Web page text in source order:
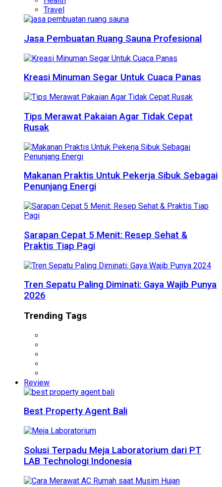
Travel
Jasa Pembuatan Ruang Sauna Profesional
Kreasi Minuman Segar Untuk Cuaca Panas
Tips Merawat Pakaian Agar Tidak Cepat
Rusak
Makanan Praktis Untuk Pekerja Sibuk Sebagai
Penunjang Energi
Sarapan Cepat 5 Menit: Resep Sehat &
Praktis Tiap Pagi
Tren Sepatu Paling Diminati: Gaya Wajib Punya
2026
Trending Tags
Review
Best Property Agent Bali
Solusi Terpadu Meja Laboratorium dari PT
LAB Technologi Indonesia